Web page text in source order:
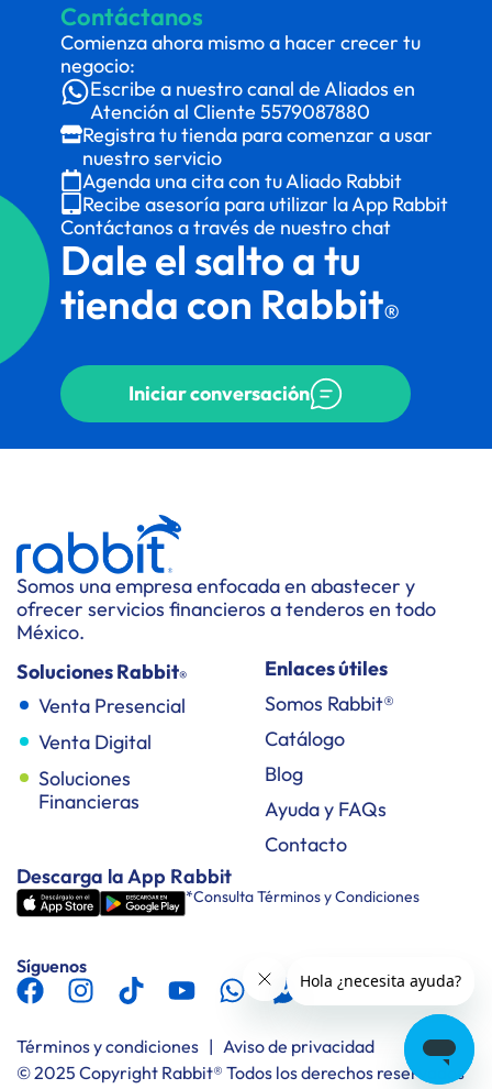
Contáctanos
Comienza ahora mismo a hacer crecer tu
negocio:
Escribe a nuestro canal de Aliados en
Atención al Cliente 5579087880
Registra tu tienda para comenzar a usar
nuestro servicio
Agenda una cita con tu Aliado Rabbit
Recibe asesoría para utilizar la App Rabbit
Contáctanos a través de nuestro chat
Dale el salto a tu
tienda con Rabbit®
Iniciar conversación
Somos una empresa enfocada en abastecer y
ofrecer servicios financieros a tenderos en todo
México.
Soluciones Rabbit®
Venta Presencial
Venta Digital
Soluciones
Financieras
Enlaces útiles
Somos Rabbit®
Catálogo
Blog
Ayuda y FAQs
Contacto
Descarga la App Rabbit
*Consulta Términos y Condiciones
Síguenos
Términos y condiciones | Aviso de privacidad
© 2025 Copyright Rabbit® Todos los derechos reservados